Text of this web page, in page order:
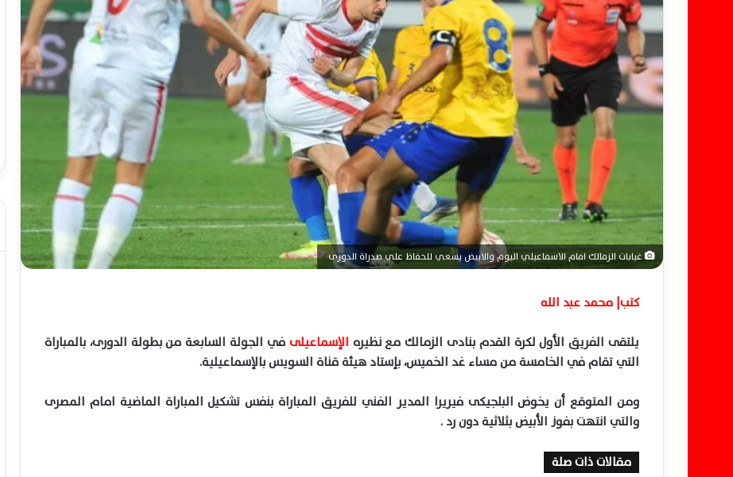
ا
إ
ك
ت
ر
و
ن
ي
ا
غيابات الزمالك امام الاسماعيلي اليوم والابيض يسعي للحفاظ علي صدراة الدورى
كتب| محمد عبد الله
يلتقى الفريق الأول لكرة القدم بنادى الزمالك مع نظيره الإسماعيلى في الجولة السابعة من بطولة الدورى، بالمباراة
التي تقام في الخامسة من مساء غد الخميس، بإستاد هيئة قناة السويس بالإسماعيلية.
ومن المتوقع أن يخوض البلجيكى فيريرا المدير الفني للفريق المباراة بنفس تشكيل المباراة الماضية امام المصرى
والتي انتهت بفوز الأبيض بثلاثية دون رد .
مقالات ذات صلة